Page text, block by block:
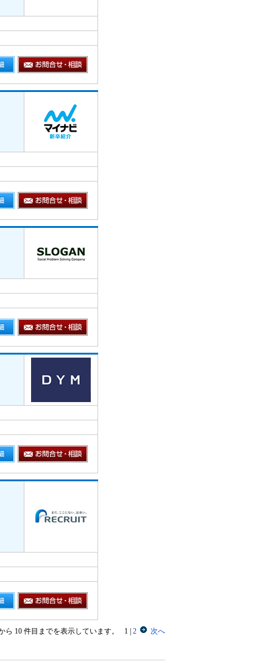
ら 10 件目までを表示しています。 1 2 次へ